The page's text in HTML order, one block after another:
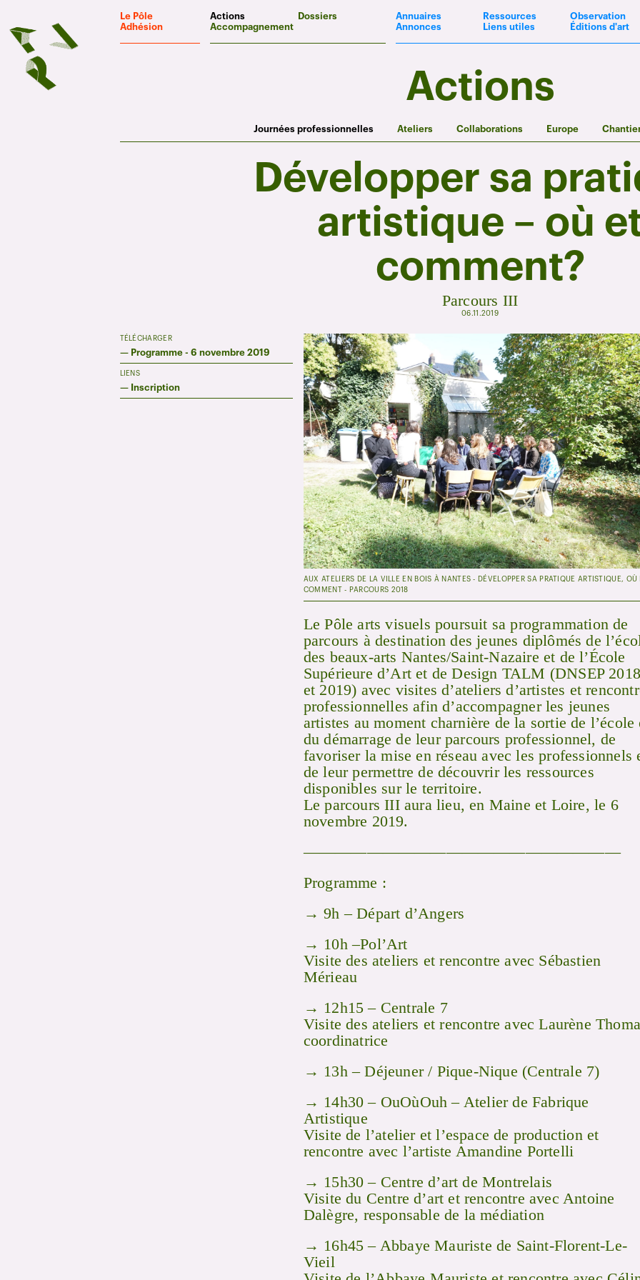
Le Pôle
Adhésion
Actions
Accompagnement
Dossiers
Annuaires
Annonces
Ressources
Liens utiles
Observation
Éditions d'art
Actions
Journées professionnelles Ateliers Collaborations Europe
Développer sa
artistique – où
comment?
Parcours III
06.11.2019
AUX ATELIERS DE LA VILLE EN BOIS À NANTES - DÉVELOPPER SA PRATIQUE ARTISTIQUE, OÙ
COMMENT - PARCOURS 2018
Le Pôle arts visuels poursuit sa programmation de
parcours à destination des jeunes diplômés de
des beaux-arts Nantes/Saint-Nazaire et de l’École
Supérieure d’Art et de Design TALM (DNSEP
et 2019) avec visites d’ateliers d’artistes et
professionnelles afin d’accompagner les jeunes
artistes au moment charnière de la sortie de l’école
du démarrage de leur parcours professionnel, de
favoriser la mise en réseau avec les professionnels
de leur permettre de découvrir les ressources
disponibles sur le territoire.
Le parcours III aura lieu, en Maine et Loire, le 6
novembre 2019.
————————————————————
Programme :
→ 9h – Départ d’Angers
→ 10h –Pol’Art
Visite des ateliers et rencontre avec Sébastien
Mérieau
→ 12h15 – Centrale 7
Visite des ateliers et rencontre avec Laurène
coordinatrice
→ 13h – Déjeuner / Pique-Nique (Centrale 7)
→ 14h30 – OuOùOuh – Atelier de Fabrique
Artistique
Visite de l’atelier et l’espace de production et
rencontre avec l’artiste Amandine Portelli
→ 15h30 – Centre d’art de Montrelais
Visite du Centre d’art et rencontre avec Antoine
Dalègre, responsable de la médiation
→ 16h45 – Abbaye Mauriste de Saint-Florent-Le-
Vieil
TÉLÉCHARGER
— Programme - 6 novembre 2019
LIENS
— Inscription